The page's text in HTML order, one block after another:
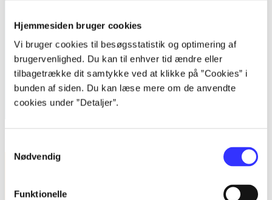
Hjemmesiden bruger cookies
Vi bruger cookies til besøgsstatistik og optimering af
brugervenlighed. Du kan til enhver tid ændre eller
tilbagetrække dit samtykke ved at klikke på ”Cookies” i
bunden af siden. Du kan læse mere om de anvendte
cookies under ”Detaljer”.
Nødvendig
Funktionelle